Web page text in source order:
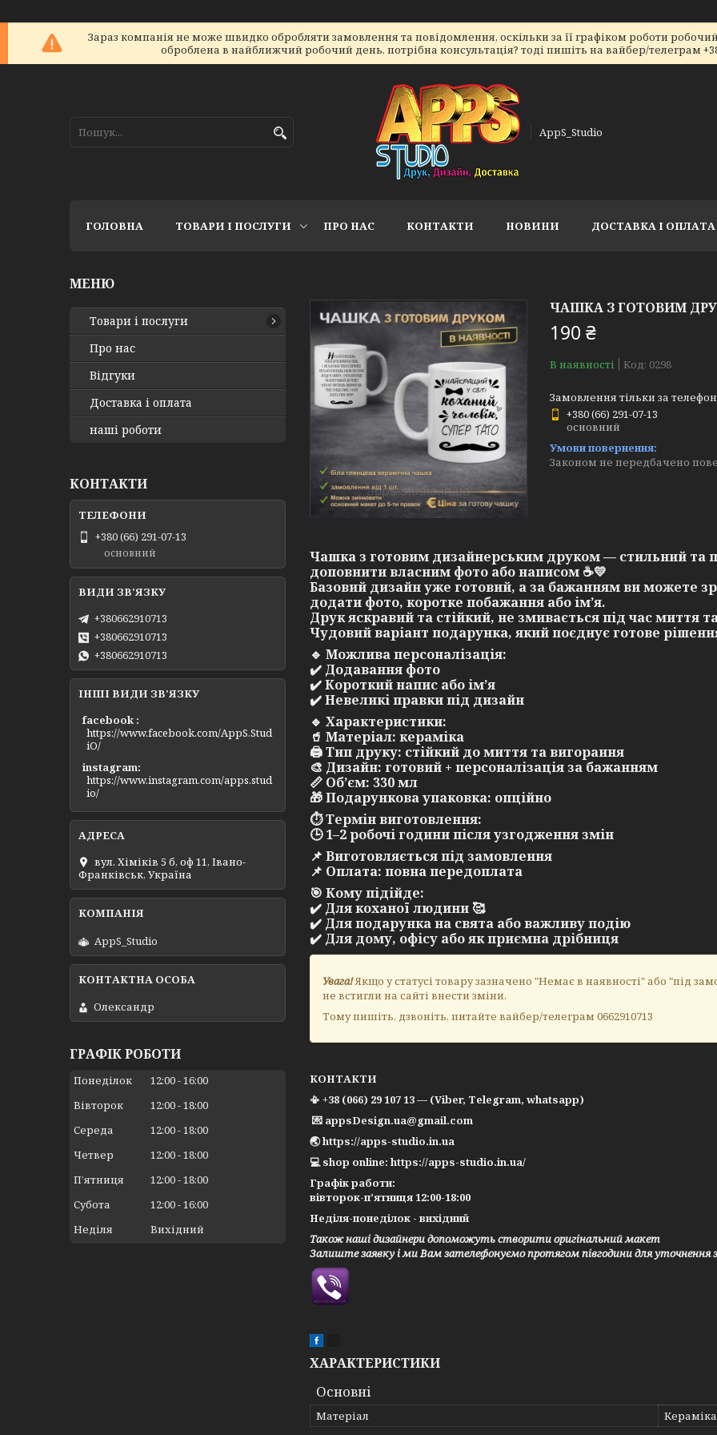
Зараз компанія не може швидко обробляти замовлення та повідомлення, оскільки за її графіком роботи
оброблена в найближчий робочий день. потрібна консультація? тоді пишіть на вайбер/телеграм
AppS_Studio
ГОЛОВНА ТОВАРИ І ПОСЛУГИ ПРО НАС КОНТАКТИ НОВИНИ ДОСТАВКА І ОПЛАТА
ЧАШКА З ГОТОВИМ
190 ₴
В наявності Код: 0298
Замовлення тільки за
+380 (66) 291-07-13
основний
Законом не передбачено
Чашка з готовим дизайнерським друком — стильний та
доповнити власним фото або написом ☕💛
Базовий дизайн уже готовий, а за бажанням ви можете
додати фото, коротке побажання або ім’я.
Друк яскравий та стійкий, не змивається під час миття
Чудовий варіант подарунка, який поєднує готове
🔹 Можлива персоналізація:
✔️ Додавання фото
✔️ Короткий напис або ім’я
✔️ Невеликі правки під дизайн
🔹 Характеристики:
🥤 Матеріал: кераміка
🖨️ Тип друку: стійкий до миття та вигорання
🎨 Дизайн: готовий + персоналізація за бажанням
📏 Об’єм: 330 мл
🎁 Подарункова упаковка: опційно
⏱️Термін виготовлення:
🕒 1–2 робочі години після узгодження змін
📌 Виготовляється під замовлення
📌 Оплата: повна передоплата
🎯 Кому підійде:
✔️ Для коханої людини 🥰
✔️ Для подарунка на свята або важливу подію
✔️ Для дому, офісу або як приємна дрібниця
Увага!Якщо у статусі товару зазначено "Немає в наявності" або "під
не встигли на сайті внести зміни.
Тому пишіть, дзвоніть, питайте вайбер/телеграм 0662910713
КОНТАКТИ
📳 +38 (066) 29 107 13 — (Viber, Telegram, whatsapp)
💌 appsDesign.ua@gmail.com
🌏 https://apps-studio.in.ua
💻 shop online: https://apps-studio.in.ua/
Графік работи:
вівторок-п’ятниця 12:00-18:00
Неділя-понеділок - вихідний
Також наші дизайнери допоможуть створити оригінальний макет
Залиште заявку і ми Вам зателефонуємо протягом півгодини для уточнення
ХАРАКТЕРИСТИКИ
Основні
Матеріал Кераміка
Товари і послуги
Про нас
Відгуки
Доставка і оплата
наші роботи
КОНТАКТИ
+380 (66) 291-07-13
основний
+380662910713
+380662910713
+380662910713
ІНШІ ВИДИ ЗВ'ЯЗКУ
facebook
https://www.facebook.com/AppS.Stud
iO/
instagram
https://www.instagram.com/apps.stud
io/
вул. Хіміків 5 б, оф 11, Івано-
Франківськ, Україна
AppS_Studio
Олександр
ГРАФІК РОБОТИ
Понеділок 12:00 16:00
Вівторок
12:00 18:00
Середа
12:00 18:00
Четвер
12:00 18:00
Пʼятниця
12:00 18:00
Субота
12:00 16:00
Неділя
Вихідний